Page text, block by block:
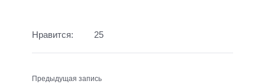
Нравится: 25
Предыдущая запись